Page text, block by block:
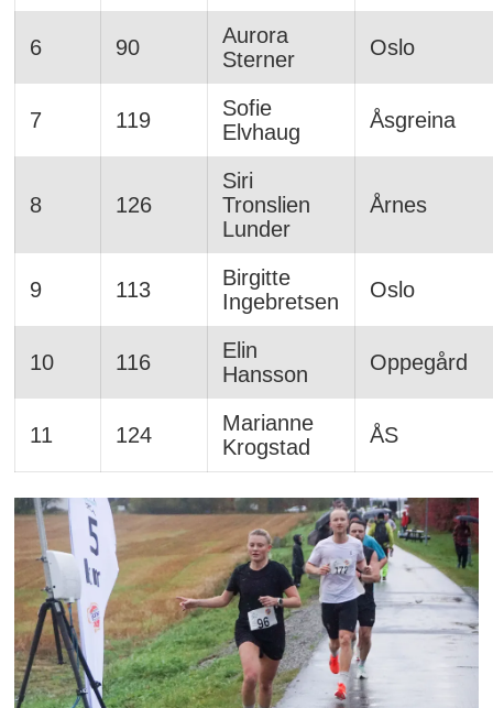
6 90
Aurora
Sterner
Oslo
7 119
Sofie
Elvhaug
Åsgreina
8 126
Siri
Tronslien
Lunder
Årnes
9 113
Birgitte
Ingebretsen
Oslo
10 116
Elin
Hansson
Oppegård
11 124
Marianne
Krogstad
ÅS